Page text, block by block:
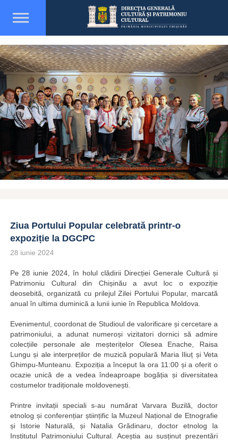
Ziua Portului Popular celebrată printr-o
expoziție la DGCPC
28 iunie 2024
Pe 28 iunie 2024, în holul clădirii Direcției Generale Cultură și
Patrimoniu Cultural din Chișinău a avut loc o expoziție
deosebită, organizată cu prilejul Zilei Portului Popular, marcată
anual în ultima duminică a lunii iunie în Republica Moldova.
Evenimentul, coordonat de Studioul de valorificare și cercetare a
patrimoniului, a adunat numeroși vizitatori dornici să admire
colecțiile personale ale meșterițelor Olesea Enache, Raisa
Lungu și ale interpreților de muzică populară Maria Iliuț și Veta
Ghimpu-Munteanu. Expoziția a început la ora 11:00 și a oferit o
ocazie unică de a vedea îndeaproape bogăția și diversitatea
costumelor tradiționale moldovenești.
Printre invitații speciali s-au numărat Varvara Buzilă, doctor
etnolog și conferențiar științific la Muzeul Național de Etnografie
și Istorie Naturală, și Natalia Grădinaru, doctor etnolog la
Institutul Patrimoniului Cultural. Aceștia au susținut prezentări